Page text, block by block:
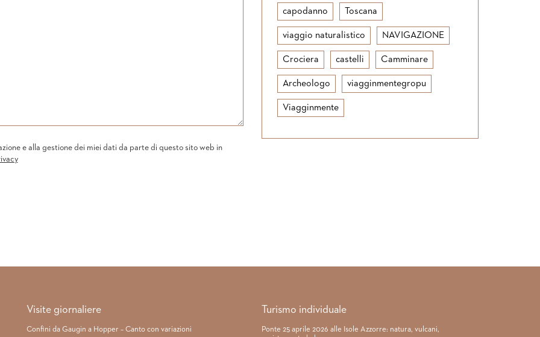
e alla gestione dei miei dati da parte di questo sito web in
capodanno Toscana
viaggio naturalistico NAVIGAZIONE
Crociera castelli Camminare
Archeologo viagginmentegropu
Viagginmente
Visite giornaliere
Confini da Gaugin a Hopper – Canto con variazioni
Turismo individuale
Ponte 25 aprile 2026 alle Isole Azzorre: natura, vulcani,